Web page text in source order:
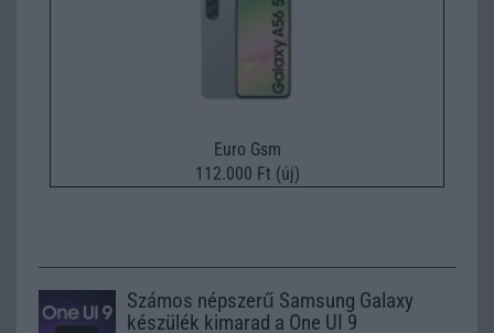
Euro Gsm
112.000 Ft (új)
Számos népszerű Samsung Galaxy
készülék kimarad a One UI 9